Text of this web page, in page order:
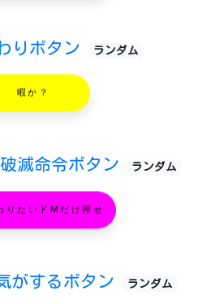
りボタン ランダム
暇か？
破滅命令ボタン ランダム
りたいドMだけ押せ
がするボタン ランダム